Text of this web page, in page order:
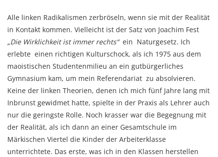
Alle linken Radikalismen zerbröseln, wenn sie mit der Realität
in Kontakt kommen. Vielleicht ist der Satz von Joachim Fest
„Die Wirklichkeit ist immer rechts“ein Naturgesetz. Ich
erlebte einen richtigen Kulturschock, als ich 1975 aus dem
maoistischen Studentenmilieu an ein gutbürgerliches
Gymnasium kam, um mein Referendariat zu absolvieren.
Keine der linken Theorien, denen ich mich fünf Jahre lang mit
Inbrunst gewidmet hatte, spielte in der Praxis als Lehrer auch
nur die geringste Rolle. Noch krasser war die Begegnung mit
der Realität, als ich dann an einer Gesamtschule im
Märkischen Viertel die Kinder der Arbeiterklasse
unterrichtete. Das erste, was ich in den Klassen herstellen